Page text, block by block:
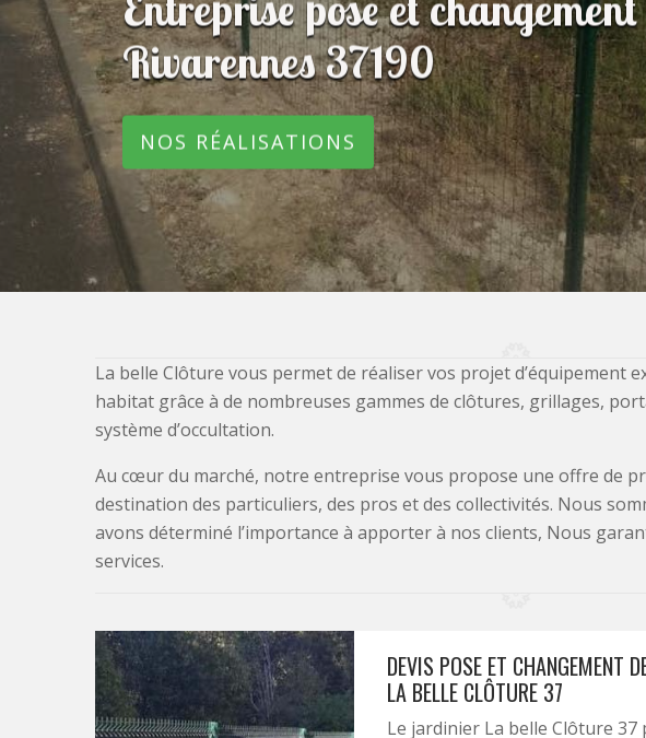
Rivarennes 37190
NOS RÉALISATIONS
La belle Clôture vous permet de réaliser vos projet d’équipement
habitat grâce à de nombreuses gammes de clôtures, grillages,
système d’occultation.
Au cœur du marché, notre entreprise vous propose une offre de
destination des particuliers, des pros et des collectivités. Nous
avons déterminé l’importance à apporter à nos clients, Nous
services.
DEVIS POSE ET CHANGEMENT
LA BELLE CLÔTURE 37
Le jardinier La belle Clôture 37